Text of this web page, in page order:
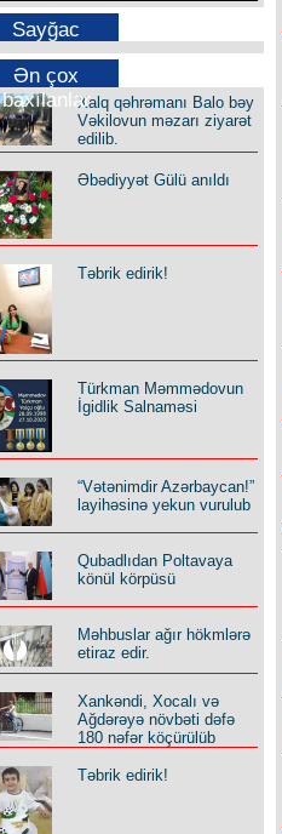
Sayğac
Ən çox
baxılanlarXalq qəhrəmanı Balo bəy
Vəkilovun məzarı ziyarət
edilib.
Əbədiyyət Gülü anıldı
Təbrik edirik!
Türkman Məmmədovun
İgidlik Salnaməsi
“Vətənimdir Azərbaycan!”
layihəsinə yekun vurulub
Qubadlıdan Poltavaya
könül körpüsü
Məhbuslar ağır hökmlərə
etiraz edir.
Xankəndi, Xocalı və
Ağdərəyə növbəti dəfə
180 nəfər köçürülüb
Təbrik edirik!